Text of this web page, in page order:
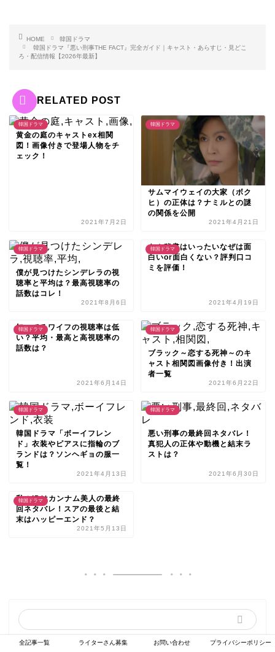
HOME
韓国ドラマ
韓国ドラマ『悪い刑事THE FACT』完全ガイド｜キャスト・あらすじ・見どこ
ろ・配信情報【2026年最新】
RELATED POST
韓国ドラマ
黄金の庭のキャストex相関
図！画像付きで登場人物をチ
ェック！
2021年7月2日
韓国ドラマ
サムマイウェイの大家（ボク
ヒ）の正体は？ナミルとの謎
の関係を公開
2021年4月21日
韓国ドラマ
僕が見つけたシンデレラの視
聴率と平均は？最高視聴率の
話数はコレ！
2021年8月6日
韓国ドラマ
キム秘書はいったいなぜは面
白いor面白くない？評判口コ
ミを評価！
2021年4月19日
韓国ドラマ
知ってるワイフの視聴率は低
い？平均・最高と高視聴率の
話数は？
2021年6月14日
韓国ドラマ
ブラック～恋する死神～のキ
ャスト相関図画像付き！出演
者一覧
2021年6月22日
韓国ドラマ
韓国ドラマ「ボーイフレン
ド」衣装やピアスに指輪のブ
ランドは？ソンヘギョの服一
覧！
2021年4月13日
韓国ドラマ
悪い刑事の最終回ネタバレ！
真犯人の正体や動機と結末ラ
ストは？
2021年6月30日
韓国ドラマ
私のIDはカンナム美人の最終
回ネタバレ！スアの最後と結
末はハッピーエンド？
2021年5月13日
全記事一覧 ライターさん募集 お問い合わせ プライバシーポリシー